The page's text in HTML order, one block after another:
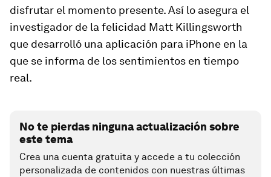
disfrutar el momento presente. Así lo asegura el
investigador de la felicidad Matt Killingsworth
que desarrolló una aplicación para iPhone en la
que se informa de los sentimientos en tiempo
real.
No te pierdas ninguna actualización sobre
este tema
Crea una cuenta gratuita y accede a tu colección
personalizada de contenidos con nuestras últimas